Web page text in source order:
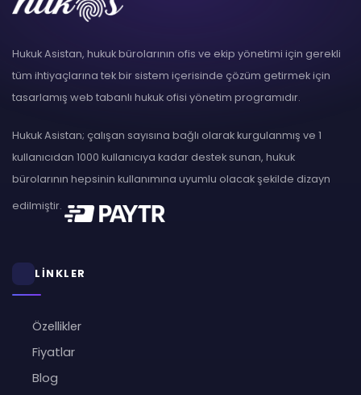
Hukuk Asistan, hukuk bürolarının ofis ve ekip yönetimi için gerekli
tüm ihtiyaçlarına tek bir sistem içerisinde çözüm getirmek için
tasarlamış web tabanlı hukuk ofisi yönetim programıdır.
Hukuk Asistan; çalışan sayısına bağlı olarak kurgulanmış ve 1
kullanıcıdan 1000 kullanıcıya kadar destek sunan, hukuk
bürolarının hepsinin kullanımına uyumlu olacak şekilde dizayn
edilmiştir.
LİNKLER
Özellikler
Fiyatlar
Blog